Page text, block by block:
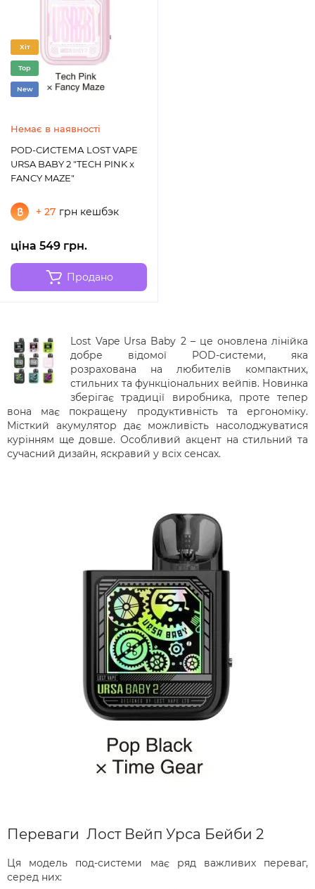
Хіт
Top
New
Немає в наявності
POD-СИСТЕМА LOST VAPE
URSA BABY 2 "TECH PINK x
FANCY MAZE"
+ 27 грн кешбэк
ціна 549 грн.
Продано
Lost Vape Ursa Baby 2 – це оновлена ​​лінійка
добре відомої POD-системи, яка
розрахована на любителів компактних,
стильних та функціональних вейпів. Новинка
зберігає традиції виробника, проте тепер
вона має покращену продуктивність та ергономіку.
Місткий акумулятор дає можливість насолоджуватися
курінням ще довше. Особливий акцент на стильний та
сучасний дизайн, яскравий у всіх сенсах.
Переваги Лост Вейп Урса Бейби 2
Ця модель под-системи має ряд важливих переваг,
серед них: